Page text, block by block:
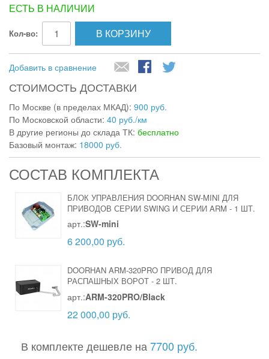
ЕСТЬ В НАЛИЧИИ
Кол-во: В КОРЗИНУ
Добавить в сравнение
СТОИМОСТЬ ДОСТАВКИ
По Москве (в пределах МКАД): 900 руб.
По Московской области: 40 руб./км
В другие регионы до склада ТК: бесплатно
Базовый монтаж: 18000 руб.
СОСТАВ КОМПЛЕКТА
БЛОК УПРАВЛЕНИЯ DOORHAN SW-MINI ДЛЯ
ПРИВОДОВ СЕРИИ SWING И СЕРИИ ARM - 1 ШТ.
арт.:SW-mini
6 200,00 руб.
DOORHAN ARM-320PRO ПРИВОД ДЛЯ
РАСПАШНЫХ ВОРОТ - 2 ШТ.
арт.:ARM-320PRO/Black
22 000,00 руб.
В комплекте дешевле на 7700 руб.